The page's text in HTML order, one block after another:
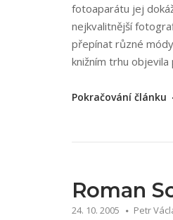
fotoaparátu jej
nejkvalitnější
přepínat různé
knižním trhu
„Jan
digitální
Pokračování článku
Roman
24. 10. 2005 Petr